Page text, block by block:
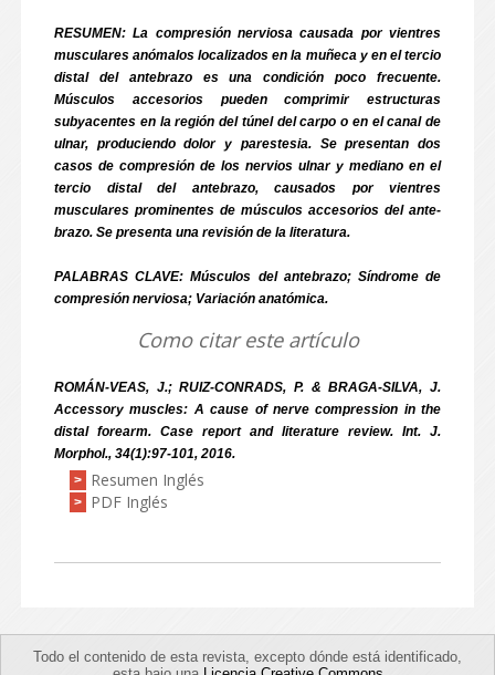
RESUMEN: La compresión nerviosa causada por vientres
musculares anómalos localizados en la muñeca y en el tercio
distal del antebrazo es una condición poco frecuente.
Músculos accesorios pueden comprimir estructuras
subyacentes en la región del túnel del carpo o en el canal de
ulnar, produciendo dolor y parestesia. Se presentan dos
casos de compresión de los nervios ulnar y mediano en el
tercio distal del antebrazo, causados por vientres
musculares prominentes de músculos accesorios del ante-
brazo. Se presenta una revisión de la literatura.
PALABRAS CLAVE: Músculos del antebrazo; Síndrome de
compresión nerviosa; Variación anatómica.
Como citar este artículo
ROMÁN-VEAS, J.; RUIZ-CONRADS, P. & BRAGA-SILVA, J.
Accessory muscles: A cause of nerve compression in the
distal forearm. Case report and literature review. Int. J.
Morphol., 34(1):97-101, 2016.
>
Resumen Inglés
> PDF Inglés
Todo el contenido de esta revista, excepto dónde está identificado,